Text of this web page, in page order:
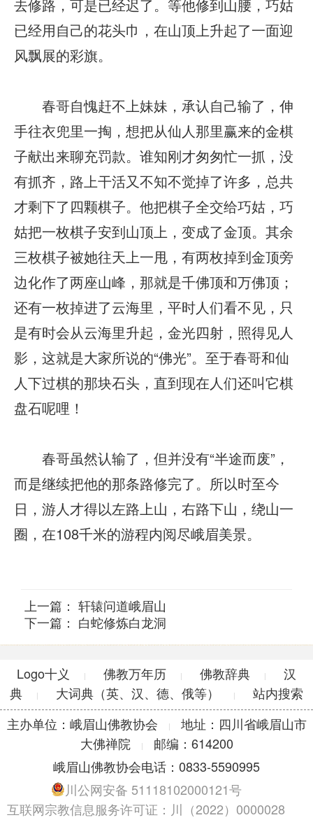
去修路，可是已经迟了。等他修到山腰，巧姑
已经用自己的花头巾，在山顶上升起了一面迎
风飘展的彩旗。
春哥自愧赶不上妹妹，承认自己输了，伸
手往衣兜里一掏，想把从仙人那里赢来的金棋
子献出来聊充罚款。谁知刚才匆匆忙一抓，没
有抓齐，路上干活又不知不觉掉了许多，总共
才剩下了四颗棋子。他把棋子全交给巧姑，巧
姑把一枚棋子安到山顶上，变成了金顶。其余
三枚棋子被她往天上一甩，有两枚掉到金顶旁
边化作了两座山峰，那就是千佛顶和万佛顶；
还有一枚掉进了云海里，平时人们看不见，只
是有时会从云海里升起，金光四射，照得见人
影，这就是大家所说的“佛光”。至于春哥和仙
人下过棋的那块石头，直到现在人们还叫它棋
盘石呢哩！
春哥虽然认输了，但并没有“半途而废”，
而是继续把他的那条路修完了。所以时至今
日，游人才得以左路上山，右路下山，绕山一
圈，在108千米的游程内阅尽峨眉美景。
上一篇： 轩辕问道峨眉山
下一篇： 白蛇修炼白龙洞
Logo十义 | 佛教万年历 | 佛教辞典 |
汉
典
| 大词典（英、汉、德、俄等） |
站内搜索
主办单位：峨眉山佛教协会
|
地址：四川省峨眉山市
大佛禅院
|
邮编：614200
峨眉山佛教协会电话：0833-5590995
川公网安备 51118102000121号
互联网宗教信息服务许可证：川（2022）0000028